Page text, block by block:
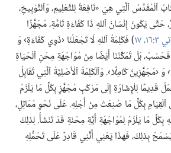
ٱلْمُقَدَّسُ ٱلَّتِي هِيَ «نَافِعَةٌ لِلتَّعْلِيمِ،‏ وَٱلتَّوْبِيخِ،‏
حَتَّى يَكُونَ إِنْسَانُ ٱللهِ ذَا كَفَاءَةٍ تَامَّةٍ،‏ مُجَهَّزًا
‏)‏ فَكَلِمَةُ ٱللهِ لَا تَجْعَلُنَا ‹ذَوِي كَفَاءَةٍ› وَ
بَلْ تُمَكِّنُنَا أَيْضًا مِنْ مُوَاجَهَةِ مِحَنِ ٱلْحَيَاةِ
وَ ‹مُجَهَّزِينَكَامِلًا›.‏وَٱلْكَلِمَةُ ٱلْأَصْلِيَّةُ ٱلَّتِي تُقَابِلُ
قَدِيمًا لِلْإِشَارَةِ إِلَى مَرْكَبٍ مُجَهَّزٍ بِكُلِّ مَا يَلْزَمُ
ٱلْقِيَامِ بِكُلِّ مَا صُنِعَتْ مِنْ أَجْلِهِ.‏ عَلَى نَحْوٍ مُمَاثِلٍ،‏
بِكُلِّ مَا يَلْزَمُ لِمُوَاجَهَةِ أَيَّةِ مِحْنَةٍ قَدْ تَنْشَأُ.‏ لِذلِكَ
يَسْمَحُ بِذلِكَ،‏ فَهذَا يَعْنِي أَنَّنِي قَادِرٌ عَلَى تَحَمُّلِهِ